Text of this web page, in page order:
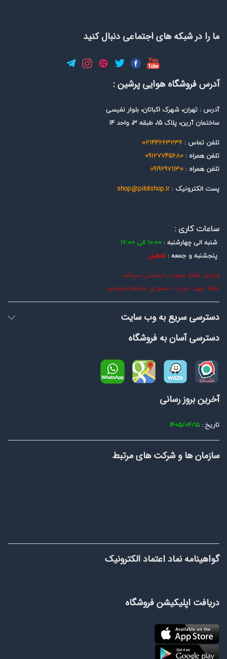
ما را در شبکه های اجتماعی دنبال کنید
آدرس فروشگاه هوایی پرشین :
آدرس : تهران، شهرک اکباتان، بلوار نفیسی
ساختمان آرین، پلاک 15، طبقه 3، واحد 14
تلفن تماس : 02144663236
تلفن همراه : 09127745680
تلفن همراه : 09192971130
پست الکترونیک : shop@pilotshop.ir
ساعات کاری :
شنبه الی چهارشنبه : 10:00 الی 17:00
پنجشنبه و جمعه : تعطیل
فروش فقط بصورت اینترنتی میباشد .
لطفا جهت خرید ، حضوری مراجعه نفرمایید .
دسترسی سریع به وب سایت
دسترسی آسان به فروشگاه
آخرین بروز رسانی
تاریخ :1405/04/15
سازمان ها و شرکت های مرتبط
گواهینامه نماد اعتماد الکترونیک
دریافت اپلیکیشن فروشگاه